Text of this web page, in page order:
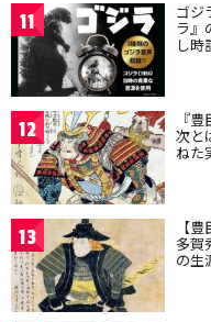
11 ゴジ
ラ』
し時
12 『
次と
ねた
13 【
多賀
の生